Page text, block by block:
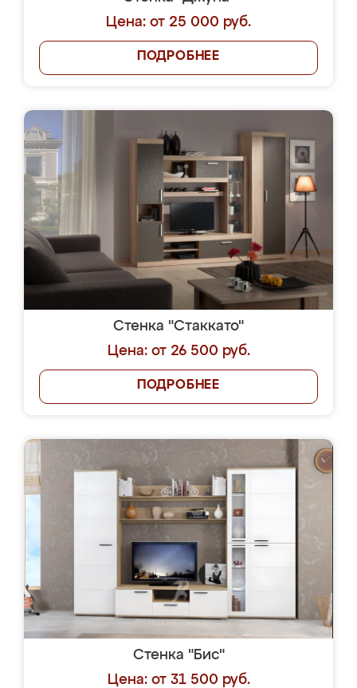
Цена: от 25 000 руб.
ПОДРОБНЕЕ
Стенка "Стаккато"
Цена: от 26 500 руб.
ПОДРОБНЕЕ
Стенка "Бис"
Цена: от 31 500 руб.